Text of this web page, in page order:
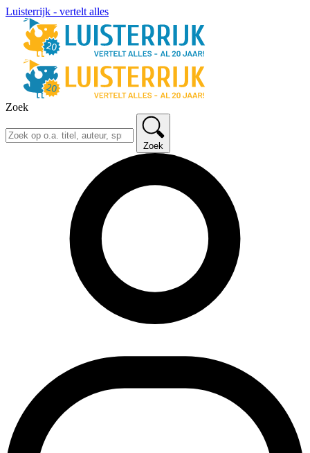
Luisterrijk - vertelt alles
Zoek
Zoek